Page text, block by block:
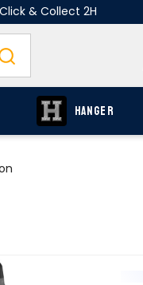
Click & Collect 2H
HANGER